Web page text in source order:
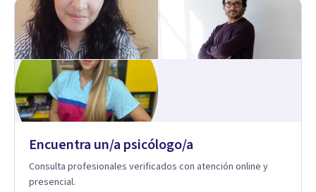
Encuentra un/a psicólogo/a
Consulta profesionales verificados con atención online y
presencial.